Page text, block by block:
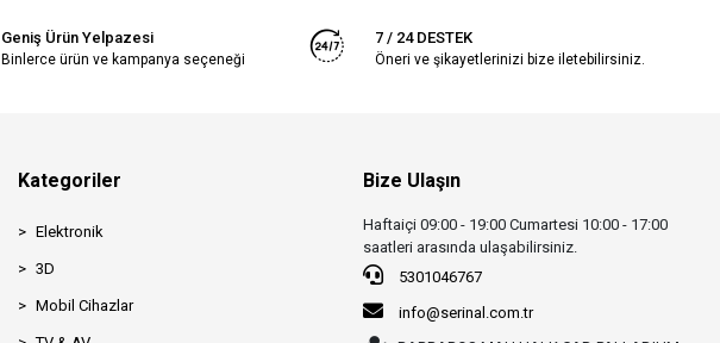
Geniş Ürün Yelpazesi
Binlerce ürün ve kampanya seçeneği
7 / 24 DESTEK
Öneri ve şikayetlerinizi bize iletebilirsiniz.
Kategoriler
Elektronik
3D
Mobil Cihazlar
Bize Ulaşın
Haftaiçi 09:00 - 19:00 Cumartesi 10:00 - 17:00
saatleri arasında ulaşabilirsiniz.
5301046767
info@serinal.com.tr